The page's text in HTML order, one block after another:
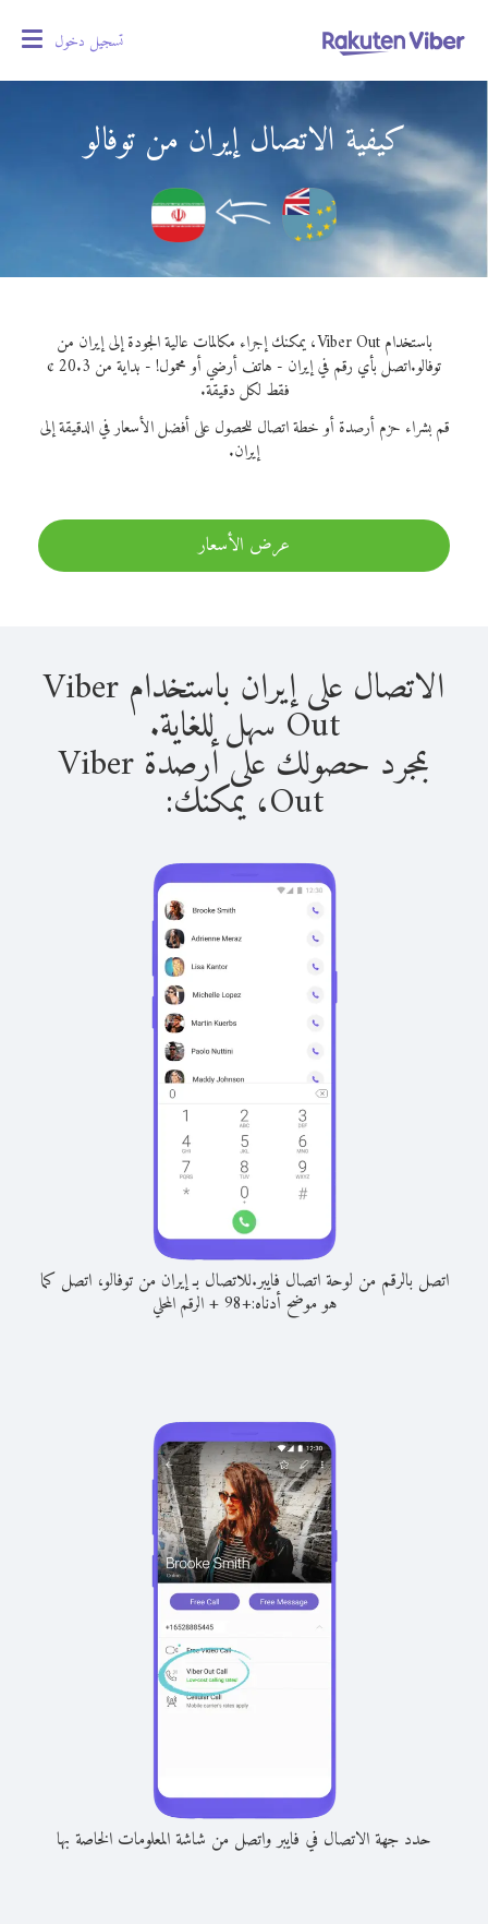
تسجيل دخول
كيفية الاتصال إيران من توفالو
باستخدام Viber Out، يمكنك إجراء مكالمات عالية الجودة إلى إيران من
توفالو.
اتصل بأي رقم في إيران - هاتف أرضي أو محمول! - بداية من 20.3 ¢
فقط لكل دقيقة.
قم بشراء حزم أرصدة أو خطة اتصال للحصول على أفضل الأسعار في الدقيقة إلى
إيران.
عرض الأسعار
الاتصال على إيران باستخدام Viber
Out سهل للغاية.
بمجرد حصولك على أرصدة Viber
Out، يمكنك:
اتصل بالرقم من لوحة اتصال فايبر.للاتصال بـ إيران من توفالو، اتصل كما
هو موضح أدناه:+
98
+الرقم المحلي
حدد جهة الاتصال في فايبر واتصل من شاشة المعلومات الخاصة بها